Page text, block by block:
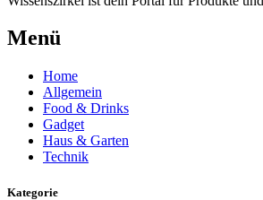
Menü
Home
Allgemein
Food & Drinks
Gadget
Haus & Garten
Technik
Kategorie